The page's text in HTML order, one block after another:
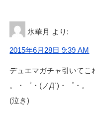
氷華月 より:
2015年6月28日 9:39 AM
デュエマガチャ引いてこ
。・゜・(ノД`)・゜・。
(泣き)